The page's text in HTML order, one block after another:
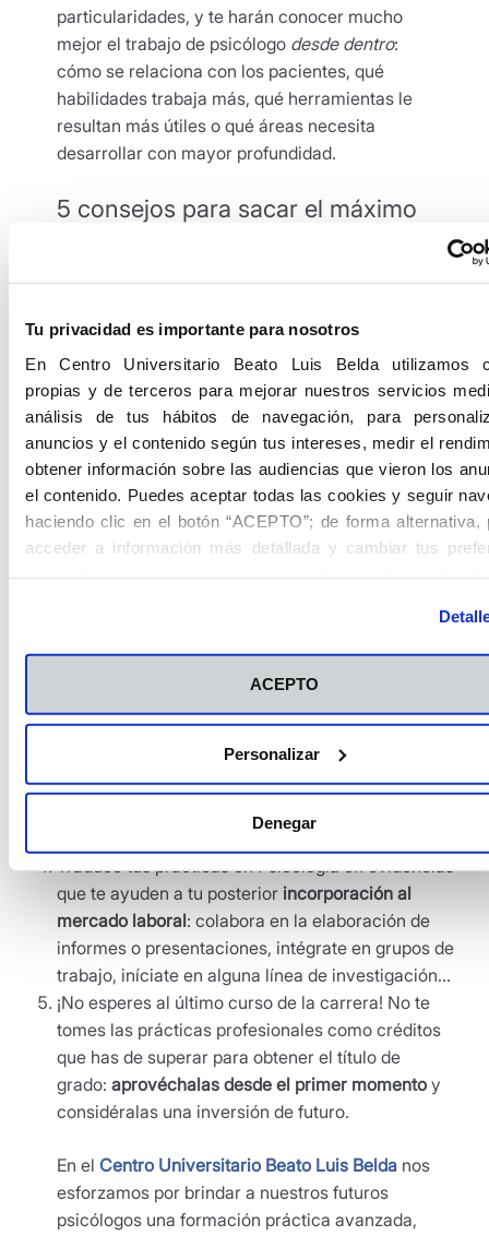
Tu privacidad es importante para nosotros
En Centro Universitario Beato Luis Belda utilizamos
propias y de terceros para mejorar nuestros servicios
análisis de tus hábitos de navegación, para
anuncios y el contenido según tus intereses, medir el
obtener información sobre las audiencias que vieron los
el contenido. Puedes aceptar todas las cookies y seguir
haciendo clic en el botón “ACEPTO”; de forma alternativa,
acceder a información más detallada y cambiar tus
ACEPTO
Personalizar
Denegar
particularidades, y te harán conocer mucho
mejor el trabajo de psicólogo desde dentro:
cómo se relaciona con los pacientes, qué
habilidades trabaja más, qué herramientas le
resultan más útiles o qué áreas necesita
desarrollar con mayor profundidad.
5 consejos para sacar el máximo
que
explorar todas las opciones que tu
prácticas en Psicología. Por ello, si quieres
exprimir al máximo esa parte más experiencial
de tus estudios, te recomendamos lo siguiente:
Informarte bien, incluso antes de iniciar tus
estudios, sobre las posibilidades formativas a tu
alcance : ¿desde cuándo es posible hacer
competencias querrías desarrollar?, ¿hay algún
observar especialmente?
acudir a tus tutores o supervisores
para que ajusten las prácticas a tus intereses, te
conocimientos más concretos.
Traduce tus prácticas en Psicología en evidencias
que te ayuden a tu posterior incorporación al
mercado laboral: colabora en la elaboración de
informes o presentaciones, intégrate en grupos de
trabajo, iníciate en alguna línea de investigación…
¡No esperes al último curso de la carrera! No te
tomes las prácticas profesionales como créditos
que has de superar para obtener el título de
grado: aprovéchalas desde el primer momento y
considéralas una inversión de futuro.
En el Centro Universitario Beato Luis Belda nos
esforzamos por brindar a nuestros futuros
psicólogos una formación práctica avanzada,